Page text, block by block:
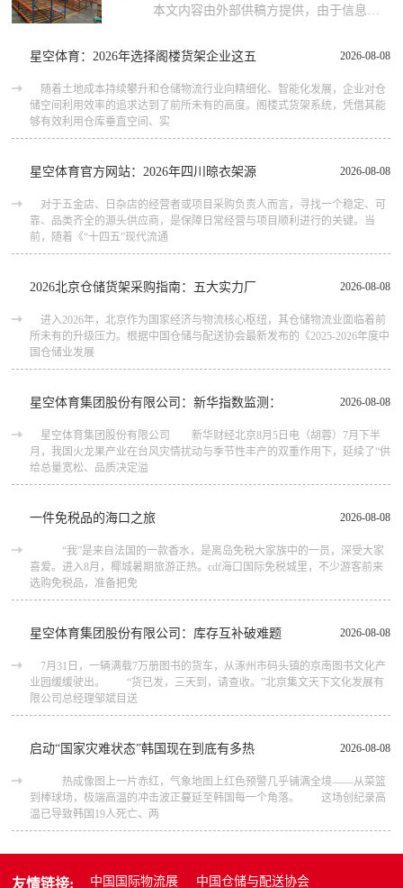
2026-08-08
星空体育：2026年选择阁楼货架企业这五
随着土地成本持续攀升和仓储物流行业向精细化、智能化发展，企业对仓
储空间利用效率的追求达到了前所未有的高度。阁楼式货架系统，凭借其能
够有效利用仓库垂直空间、实
2026-08-08
星空体育官方网站：2026年四川晾衣架源
对于五金店、日杂店的经营者或项目采购负责人而言，寻找一个稳定、可
靠、品类齐全的源头供应商，是保障日常经营与项目顺利进行的关键。当
前，随着《“十四五”现代流通
2026-08-08
2026北京仓储货架采购指南：五大实力厂
进入2026年，北京作为国家经济与物流核心枢纽，其仓储物流业面临着前
所未有的升级压力。根据中国仓储与配送协会最新发布的《2025-2026年度中
国仓储业发展
2026-08-08
星空体育集团股份有限公司：新华指数监测：
星空体育集团股份有限公司 新华财经北京8月5日电（胡蓉）7月下半
月，我国火龙果产业在台风灾情扰动与季节性丰产的双重作用下，延续了“供
给总量宽松、品质决定溢
2026-08-08
一件免税品的海口之旅
“我”是来自法国的一款香水，是离岛免税大家族中的一员，深受大家
喜爱。进入8月，椰城暑期旅游正热。cdf海口国际免税城里，不少游客前来
选购免税品，准备把免
2026-08-08
星空体育集团股份有限公司：库存互补破难题
7月31日，一辆满载7万册图书的货车，从涿州市码头镇的京南图书文化产
业园缓缓驶出。 “货已发，三天到，请查收。”北京集文天下文化发展有
限公司总经理邹斌目送
2026-08-08
启动“国家灾难状态”韩国现在到底有多热
热成像图上一片赤红，气象地图上红色预警几乎铺满全境——从菜篮
到棒球场，极端高温的冲击波正蔓延至韩国每一个角落。 这场创纪录高
温已导致韩国19人死亡、两
友情链接: 中国国际物流展 中国仓储与配送协会